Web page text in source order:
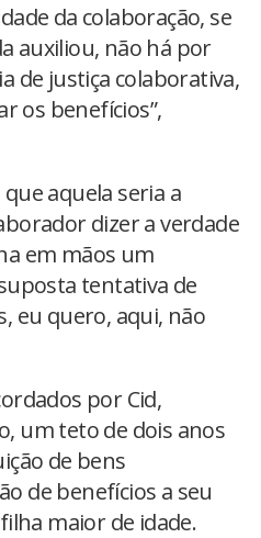
da colaboração, se
auxiliou, não há por
de justiça colaborativa,
os benefícios”,
aquela seria a
dizer a verdade
em mãos um
tentativa de
eu quero, aqui, não
por Cid,
um teto de dois anos
de bens
de benefícios a seu
maior de idade.